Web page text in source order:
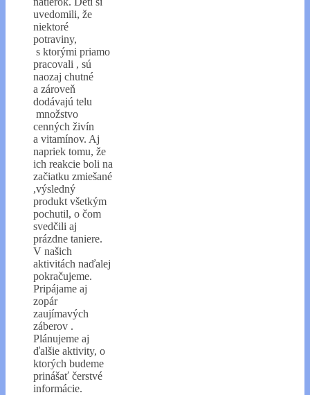
uvedomili, že
niektoré
potraviny,
s ktorými priamo
pracovali , sú
naozaj chutné
a zároveň
dodávajú telu
množstvo
cenných živín
a vitamínov. Aj
napriek tomu, že
ich reakcie boli na
začiatku zmiešané
,výsledný
produkt všetkým
pochutil, o čom
svedčili aj
prázdne taniere.
V našich
aktivitách naďalej
pokračujeme.
Pripájame aj
zopár
zaujímavých
záberov .
Plánujeme aj
ďalšie aktivity, o
ktorých budeme
prinášať čerstvé
informácie.